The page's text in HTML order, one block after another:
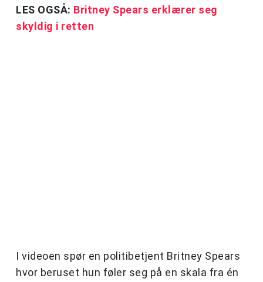
LES OGSÅ: Britney Spears erklærer seg
skyldig i retten
I videoen spør en politibetjent Britney Spears
hvor beruset hun føler seg på en skala fra én